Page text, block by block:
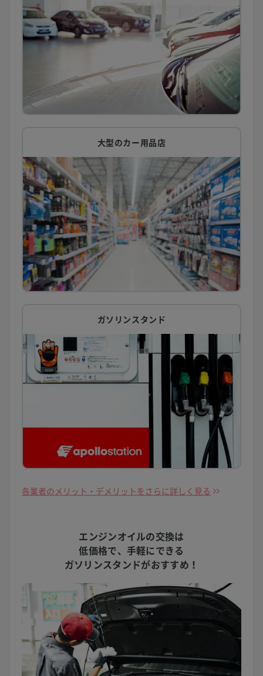
大型のカー用品店
ガソリンスタンド
各業者のメリット・デメリットをさらに詳しく見る
エンジンオイルの交換は
低価格で、 手軽にできる
ガソリンスタンドがおすすめ！